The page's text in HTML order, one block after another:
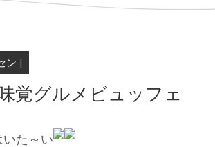
ン ]
覚グルメビュッフェ
いた～い